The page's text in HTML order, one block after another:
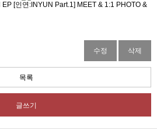
[인연:INYUN Part.1] MEET & 1:1 PHOTO &
수정 삭제
목록
글쓰기